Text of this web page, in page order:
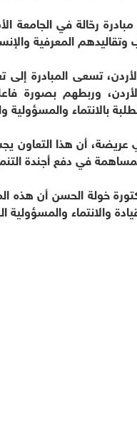
رحّالة في الجامعة
المعرفية
تسعى المبادرة
وربطهم بصورة
بالانتماء
عريضة، أن هذا التعاون
في دفع أجندة
خولة الحسن أن هذه
والانتماء والمسؤولية